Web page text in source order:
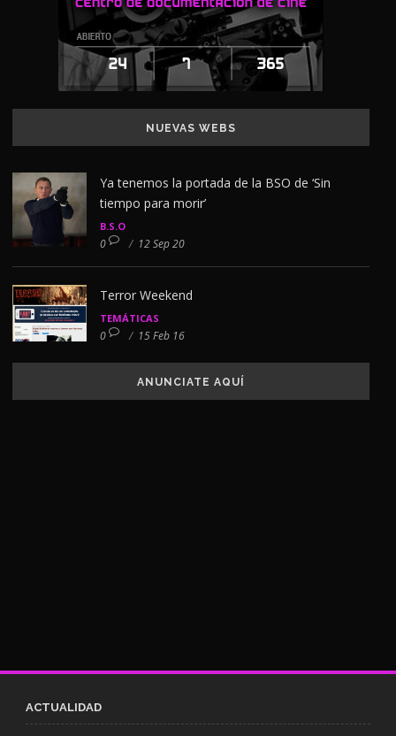
NUEVAS WEBS
Ya tenemos la portada de la BSO de ‘Sin
tiempo para morir’
B.S.O
0 / 12 Sep 20
Terror Weekend
TEMÁTICAS
0 / 15 Feb 16
ANUNCIATE AQUÍ
ACTUALIDAD